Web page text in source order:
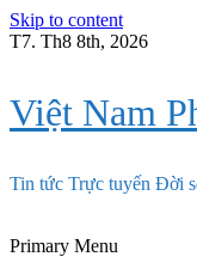
Skip to content
T7. Th8 8th, 2026
Việt Nam
Tin tức Trực tuyến Đời
Primary Menu